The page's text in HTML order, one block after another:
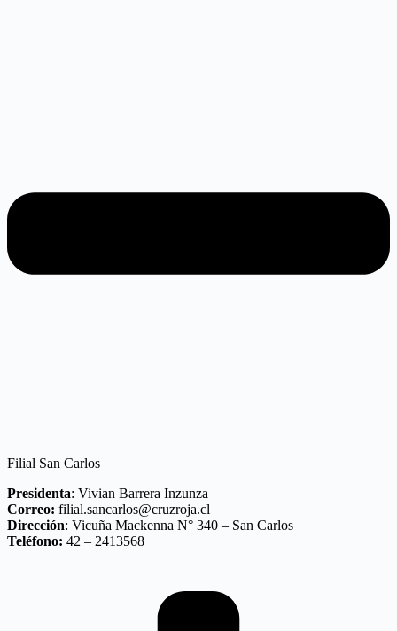
Filial San Carlos
Presidenta: Vivian Barrera Inzunza
Correo: filial.sancarlos@cruzroja.cl
Dirección: Vicuña Mackenna N° 340 – San Carlos
Teléfono: 42 – 2413568